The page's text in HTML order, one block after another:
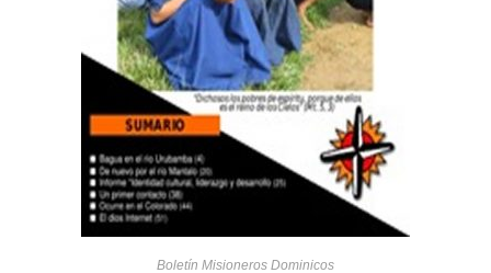
Boletín Misioneros Dominicos